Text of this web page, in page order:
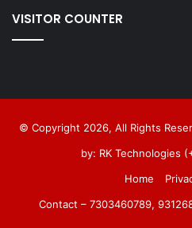
VISITOR COUNTER
© Copyright 2026, All Rights
by: RK Technologies
Home
Contact – 7303460789,